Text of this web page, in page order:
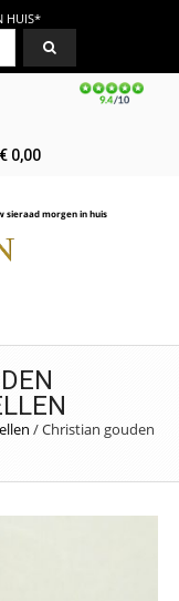
HUIS*
Zoeken naar:
€0,00
sieraad morgen in huis
/Christian gouden